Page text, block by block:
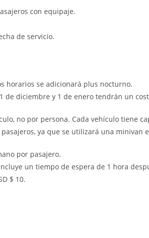
con equipaje.
de servicio.
horarios se adicionará plus nocturno.
de diciembre y 1 de enero tendrán un
no por persona. Cada vehículo tiene
ya que se utilizará una minivan
por pasajero.
un tiempo de espera de 1 hora
$ 10.